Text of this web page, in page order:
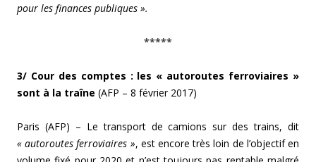
pour les finances publiques ».
*****
3/ Cour des comptes : les « autoroutes ferroviaires »
sont à la traîne (AFP – 8 février 2017)
Paris (AFP) – Le transport de camions sur des trains, dit
« autoroutes ferroviaires », est encore très loin de l’objectif en